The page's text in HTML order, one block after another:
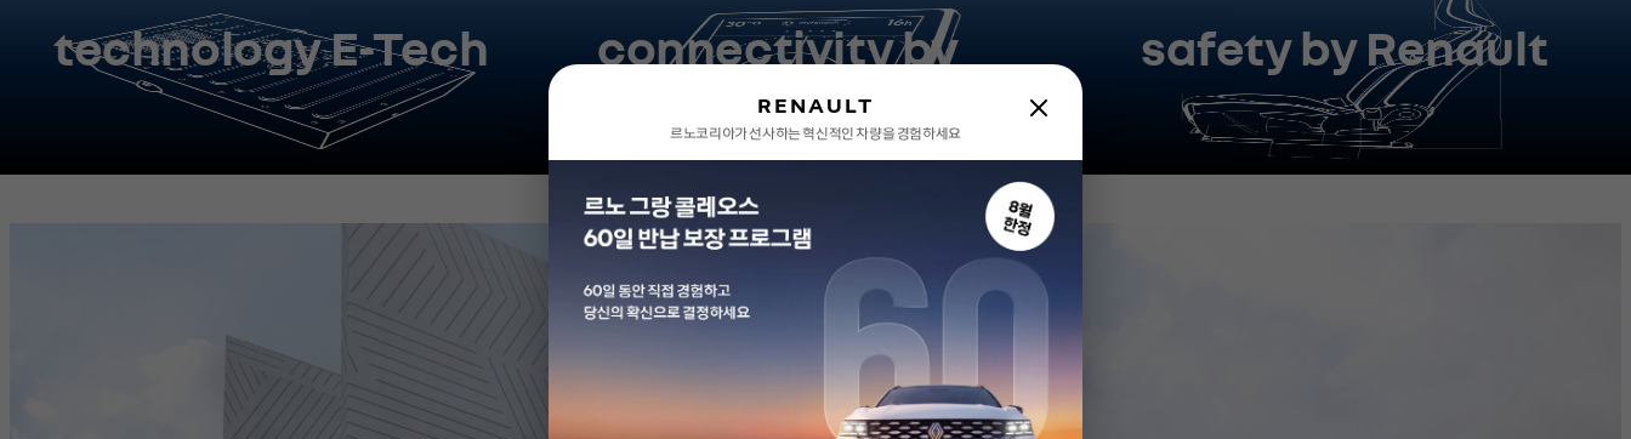
RENAULT
르노코리아가 선사하는 혁신적인 차량을 경험하세요
technology E-Tech
connectivity by
Renault
safety by Renault